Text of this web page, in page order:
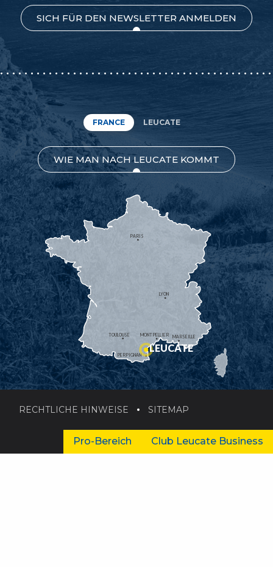
SICH FÜR DEN NEWSLETTER ANMELDEN
FRANCE LEUCATE
WIE MAN NACH LEUCATE KOMMT
MONTPELLIER
PERPIGNAN
MARSEILLE
TOULOUSE
LYON
PARIS
LEUCATE
RECHTLICHE HINWEISE SITEMAP
Pro-Bereich Club Leucate Business